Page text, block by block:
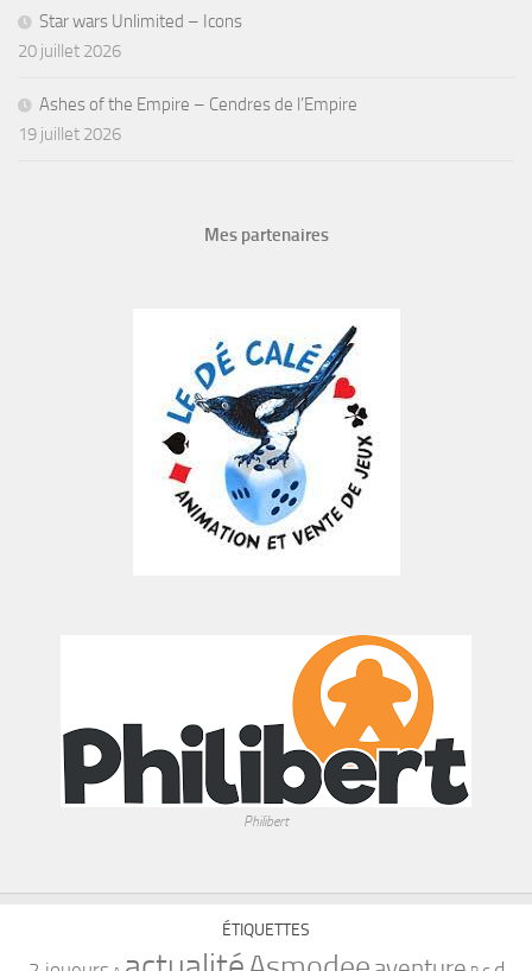
Star wars Unlimited – Icons
20 juillet 2026
Ashes of the Empire – Cendres de l’Empire
19 juillet 2026
Mes partenaires
Philibert
ÉTIQUETTES